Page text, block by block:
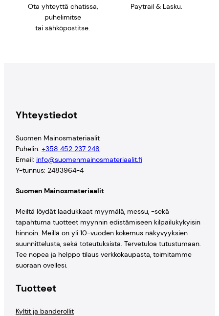
Ota yhteyttä chatissa,
puhelimitse
tai sähköpostitse.
Paytrail & Lasku.
Yhteystiedot
Suomen Mainosmateriaalit
Puhelin: +358 452 237 248
Email: info@suomenmainosmateriaalit.fi
Y-tunnus: 2483964-4
Suomen Mainosmateriaalit
Meiltä löydät laadukkaat myymälä, messu, -sekä
tapahtuma tuotteet myynnin edistämiseen kilpailukykyisin
hinnoin. Meillä on yli 10-vuoden kokemus näkyvyyksien
suunnittelusta, sekä toteutuksista. Tervetuloa tutustumaan.
Tee nopea ja helppo tilaus verkkokaupasta, toimitamme
suoraan ovellesi.
Tuotteet
Kyltit ja banderollit